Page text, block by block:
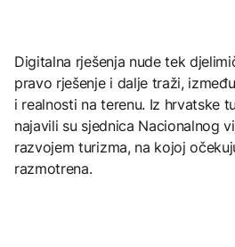
Digitalna rješenja nude tek
pravo rješenje i dalje traži,
i realnosti na terenu. Iz hrvatske
najavili su sjednica Nacionalnog
razvojem turizma, na kojoj
razmotrena.